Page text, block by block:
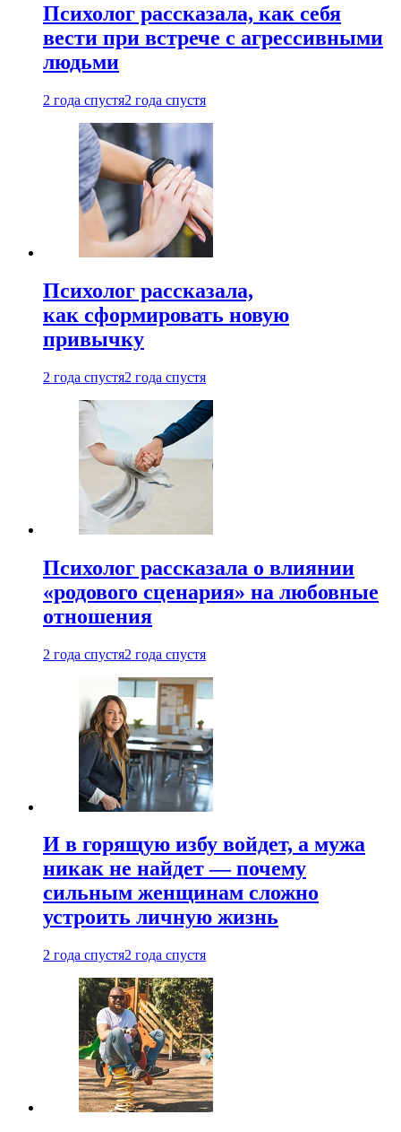
Психолог рассказала, как себя
вести при встрече с агрессивными
людьми
2 года спустя2 года спустя
Психолог рассказала,
как сформировать новую
привычку
2 года спустя2 года спустя
Психолог рассказала о влиянии
«родового сценария» на любовные
отношения
2 года спустя2 года спустя
И в горящую избу войдет, а мужа
никак не найдет — почему
сильным женщинам сложно
устроить личную жизнь
2 года спустя2 года спустя